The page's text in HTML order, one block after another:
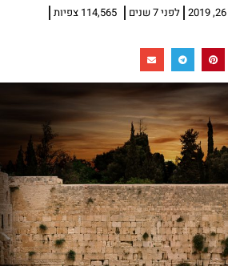
לפני 7 שנים
114,565 צפיות